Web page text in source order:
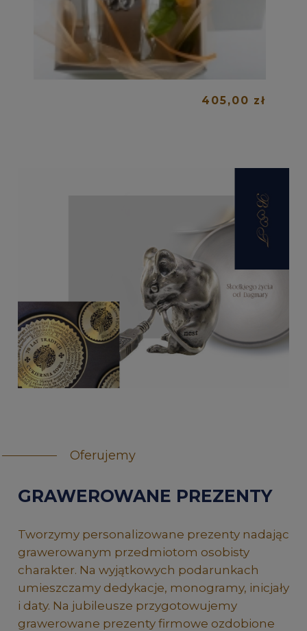
405,00 zł
Oferujemy
GRAWEROWANE PREZENTY
Tworzymy personalizowane prezenty nadając
grawerowanym przedmiotom osobisty
charakter. Na wyjątkowych podarunkach
umieszczamy dedykacje, monogramy, inicjały
i daty. Na jubileusze przygotowujemy
grawerowane prezenty firmowe ozdobione